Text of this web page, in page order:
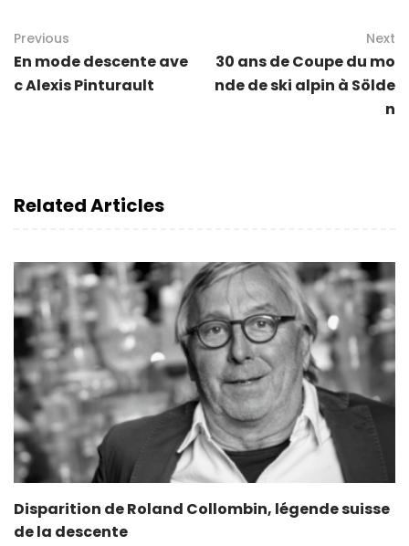
Previous
En mode descente ave
c Alexis Pinturault
Next
30 ans de Coupe du mo
nde de ski alpin à Sölde
n
Related Articles
Disparition de Roland Collombin, légende suisse
de la descente